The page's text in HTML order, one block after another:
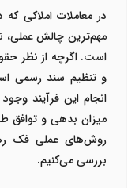
در معاملات املاکی
مهم‌ترین چالش عملی،
است. اگرچه از نظر
و تنظیم سند رسمی
انجام این فرآیند
میزان بدهی و توافق
روش‌های عملی فک
بررسی می‌کنیم.